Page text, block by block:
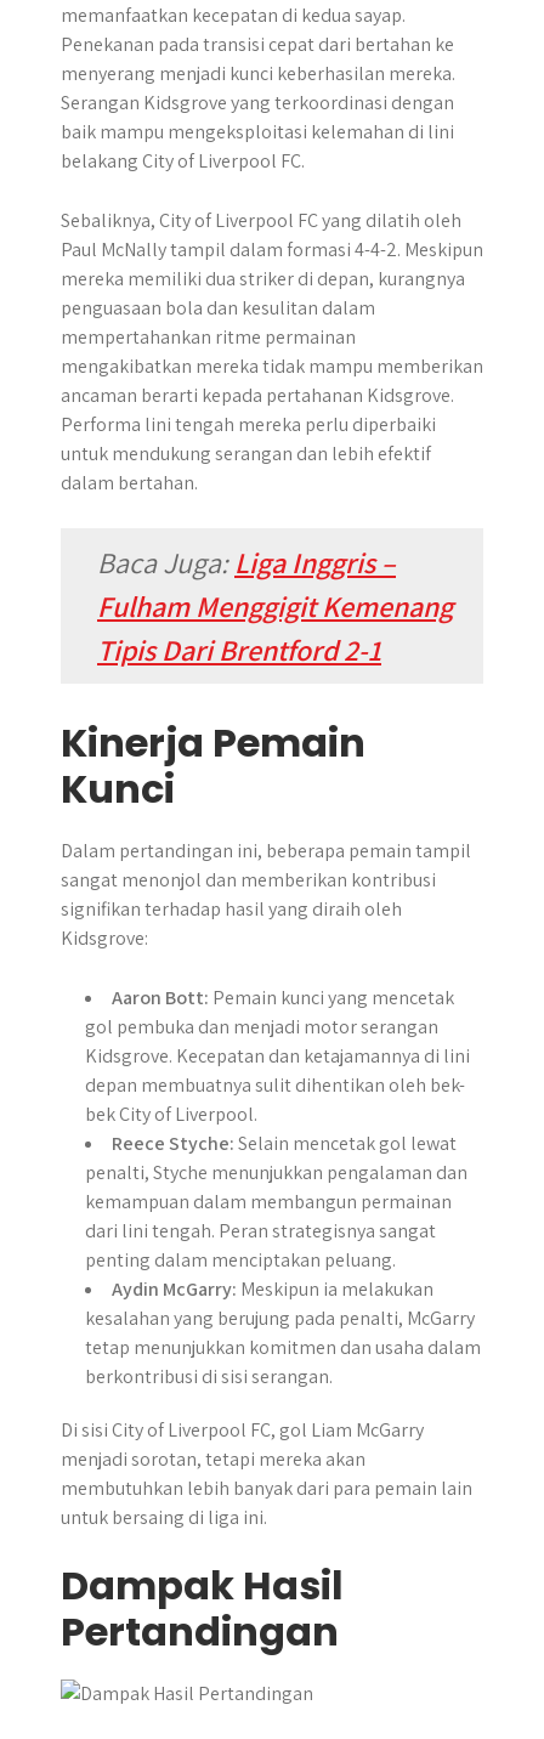
memanfaatkan kecepatan di kedua sayap.
Penekanan pada transisi cepat dari bertahan ke
menyerang menjadi kunci keberhasilan mereka.
Serangan Kidsgrove yang terkoordinasi dengan
baik mampu mengeksploitasi kelemahan di lini
belakang City of Liverpool FC.
Sebaliknya, City of Liverpool FC yang dilatih oleh
Paul McNally tampil dalam formasi 4-4-2. Meskipun
mereka memiliki dua striker di depan, kurangnya
penguasaan bola dan kesulitan dalam
mempertahankan ritme permainan
mengakibatkan mereka tidak mampu memberikan
ancaman berarti kepada pertahanan Kidsgrove.
Performa lini tengah mereka perlu diperbaiki
untuk mendukung serangan dan lebih efektif
dalam bertahan.
Baca Juga:Liga Inggris –
Fulham Menggigit Kemenang
Tipis Dari Brentford 2-1
Kinerja Pemain
Kunci
Dalam pertandingan ini, beberapa pemain tampil
sangat menonjol dan memberikan kontribusi
signifikan terhadap hasil yang diraih oleh
Kidsgrove:
Aaron Bott: Pemain kunci yang mencetak
gol pembuka dan menjadi motor serangan
Kidsgrove. Kecepatan dan ketajamannya di lini
depan membuatnya sulit dihentikan oleh bek-
bek City of Liverpool.
Reece Styche:Selain mencetak gol lewat
penalti, Styche menunjukkan pengalaman dan
kemampuan dalam membangun permainan
dari lini tengah. Peran strategisnya sangat
penting dalam menciptakan peluang.
Aydin McGarry: Meskipun ia melakukan
kesalahan yang berujung pada penalti, McGarry
tetap menunjukkan komitmen dan usaha dalam
berkontribusi di sisi serangan.
Di sisi City of Liverpool FC, gol Liam McGarry
menjadi sorotan, tetapi mereka akan
membutuhkan lebih banyak dari para pemain lain
untuk bersaing di liga ini.
Dampak Hasil
Pertandingan